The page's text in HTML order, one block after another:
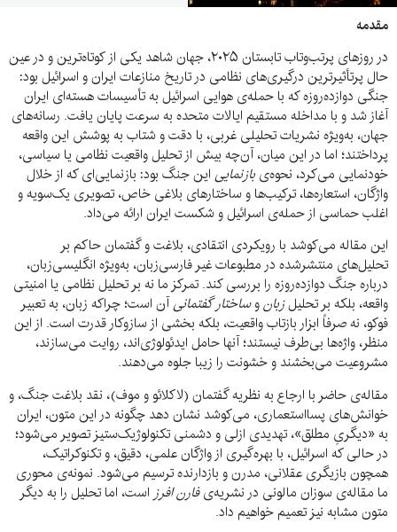
مقدمه
در روزهای پرتب‌وتاب تابستان ۲۰۲۵، جهان شاهد یکی از کوتاه‌ترین و در عین
حال پرتأثیرترین درگیری‌های نظامی در تاریخ منازعات ایران و اسرائیل بود:
جنگی دوازده‌روزه که با حمله‌ی هوایی اسرائیل به تأسیسات هسته‌ای ایران
آغاز شد و با مداخله مستقیم ایالات متحده به سرعت پایان یافت. رسانه‌های
جهان، به‌ویژه نشریات تحلیلی غربی، با دقت و شتاب به پوشش این واقعه
پرداختند؛ اما در این میان، آن‌چه بیش از تحلیل واقعیت نظامی یا سیاسی،
خودنمایی می‌کرد، نحوه‌ی بازنمایی این جنگ بود: بازنمایی‌ای که از خلال
واژگان، استعاره‌ها، ترکیب‌ها و ساختارهای بلاغی خاص، تصویری یک‌سویه و
اغلب حماسی از حمله‌ی اسرائیل و شکست ایران ارائه می‌داد.
این مقاله می‌کوشد با رویکردی انتقادی، بلاغت و گفتمان حاکم بر
تحلیل‌های منتشرشده در مطبوعات غیر فارسی‌زبان، به‌ویژه انگلیسی‌زبان،
درباره جنگ دوازده‌روزه را بررسی کند. تمرکز ما نه بر تحلیل نظامی یا امنیتی
واقعه، بلکه بر تحلیلزبانوساختار گفتمانیآن است؛ چراکه زبان، به تعبیر
فوکو، نه صرفاً ابزار بازتاب واقعیت، بلکه بخشی از سازوکار قدرت است. از این
منظر، واژه‌ها بی‌طرف نیستند؛ آنها حامل ایدئولوژی‌اند، روایت می‌سازند،
مشروعیت می‌بخشند و خشونت را زیبا جلوه می‌دهند.
مقاله‌ی حاضر با ارجاع به نظریه گفتمان (لاکلائو و موف)، نقد بلاغت جنگ، و
خوانش‌های پسااستعماری، می‌کوشد نشان دهد چگونه در این متون، ایران
به «دیگریِ مطلق»، تهدیدی ازلی و دشمنی تکنولوژیک‌ستیز تصویر می‌شود؛
در حالی که اسرائیل، با بهره‌گیری از واژگان علمی، دقیق، و تکنوکراتیک،
همچون بازیگری عقلانی، مدرن و بازدارنده ترسیم می‌شود. نمونه‌ی محوری
ما مقاله‌ی سوزان مالونی در نشریه‌یفارن افرز است، اما تحلیل را به دیگر
متون مشابه نیز تعمیم خواهیم داد.